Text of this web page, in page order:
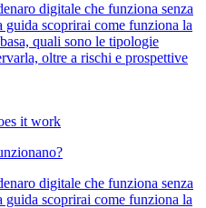
digitale che funziona senza
guida scoprirai come funziona la
quali sono le tipologie
oltre a rischi e prospettive
digitale che funziona senza
guida scoprirai come funziona la